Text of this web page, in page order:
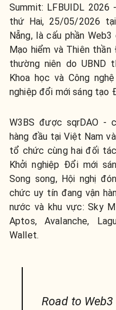
Summit: LFBUIDL 2026
thứ Hai, 25/05/2026
Nẵng, là cấu phần
Mạo hiểm và Thiên thần
thường niên do UBND
Khoa học và Công
nghiệp đổi mới sáng tạo
W3BS được sqrDAO -
hàng đầu tại Việt Nam
tổ chức cùng hai đối
Khởi nghiệp Đổi mới
Song song, Hội nghị
chức uy tín đang vận
nước và khu vực: Sky
Aptos, Avalanche,
Wallet.
Road to